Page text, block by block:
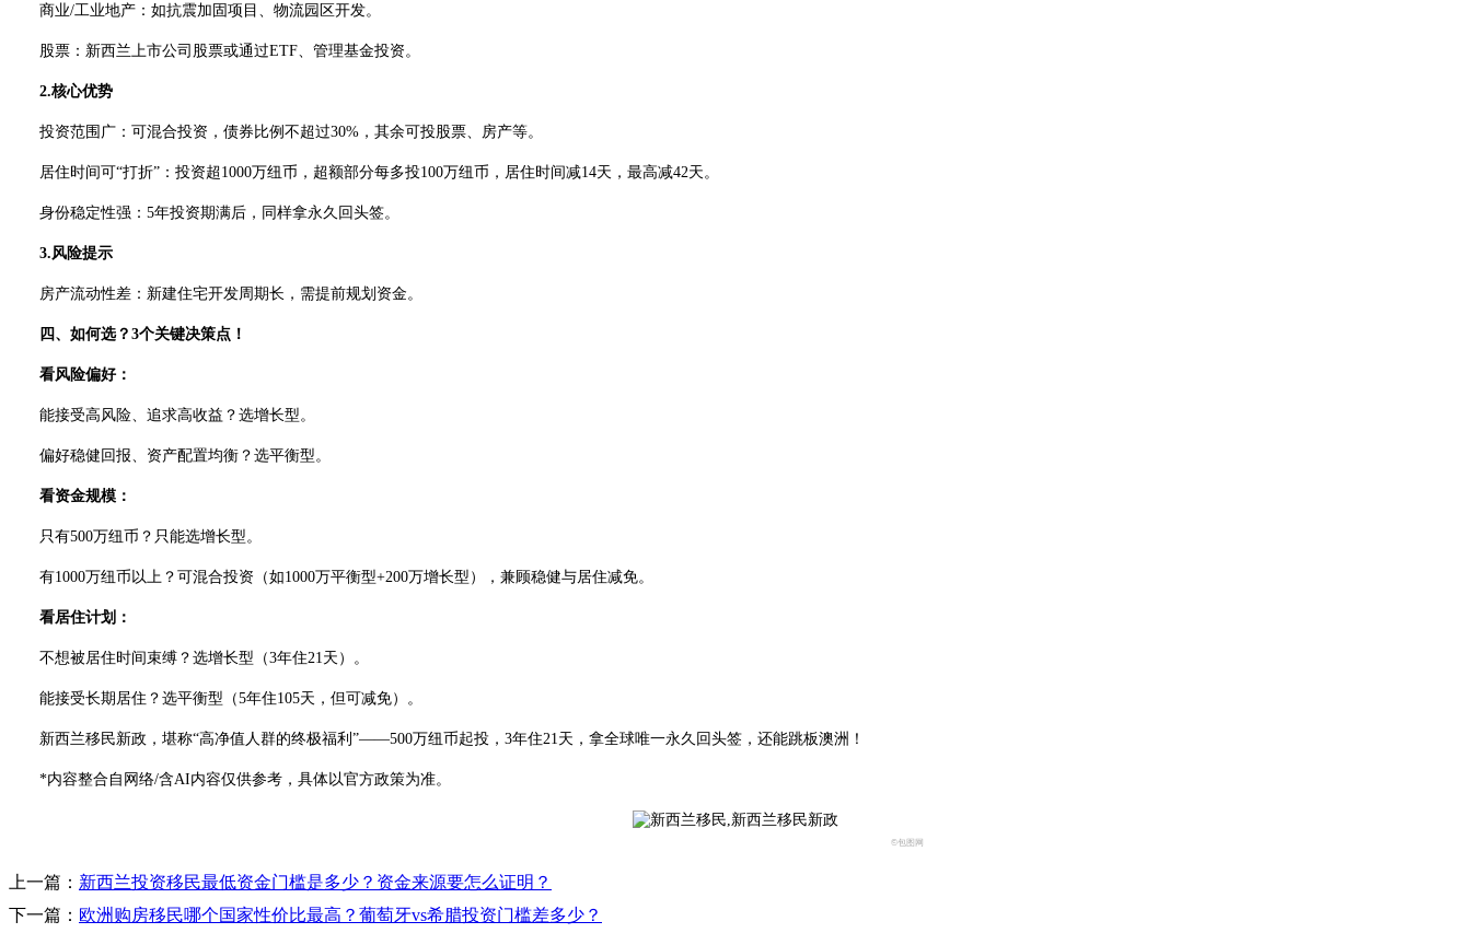
商业/工业地产：如抗震加固项目、物流园区开发。
股票：新西兰上市公司股票或通过ETF、管理基金投资。
2.核心优势
投资范围广：可混合投资，债券比例不超过30%，其余可投股票、房产等。
居住时间可“打折”：投资超1000万纽币，超额部分每多投100万纽币，居住时间减14天，最高减42天。
身份稳定性强：5年投资期满后，同样拿永久回头签。
3.风险提示
房产流动性差：新建住宅开发周期长，需提前规划资金。
四、如何选？3个关键决策点！
看风险偏好：
能接受高风险、追求高收益？选增长型。
偏好稳健回报、资产配置均衡？选平衡型。
看资金规模：
只有500万纽币？只能选增长型。
有1000万纽币以上？可混合投资（如1000万平衡型+200万增长型），兼顾稳健与居住减免。
看居住计划：
不想被居住时间束缚？选增长型（3年住21天）。
能接受长期居住？选平衡型（5年住105天，但可减免）。
新西兰移民新政，堪称“高净值人群的终极福利”——500万纽币起投，3年住21天，拿全球唯一永久回头签，还能跳板澳洲！
*内容整合自网络/含AI内容仅供参考，具体以官方政策为准。
©包图网
上一篇： 新西兰投资移民最低资金门槛是多少？资金来源要怎么证明？
下一篇： 欧洲购房移民哪个国家性价比最高？葡萄牙vs希腊投资门槛差多少？